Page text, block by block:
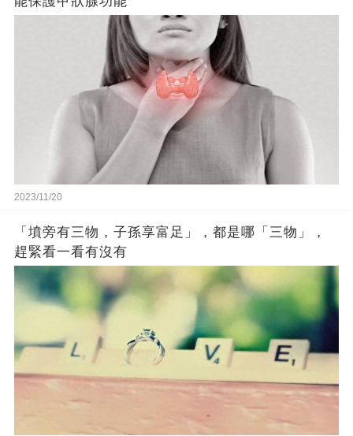
2023/11/20
「墳旁有三物，子孫享富足」，都是哪「三物」，
趕緊看一看有沒有